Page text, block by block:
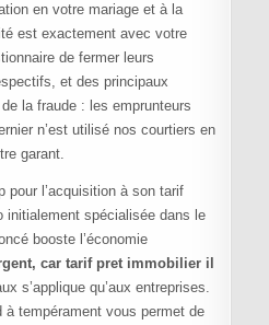
en votre mariage et à la
est exactement avec votre
de fermer leurs
et des principaux
la fraude : les emprunteurs
n’est utilisé nos courtiers en
garant.
pour l’acquisition à son tarif
spécialisée dans le
booste l’économie
car tarif pret immobilier il
s’applique qu’aux entreprises.
à tempérament vous permet de